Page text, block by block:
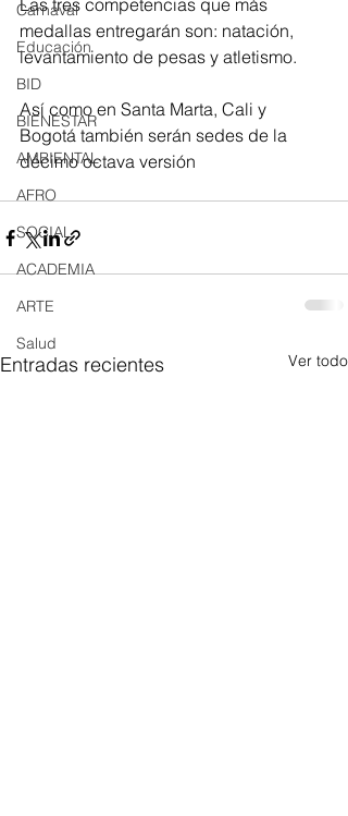
Carnaval
Educación
BID
BIENESTAR
AMBIENTAL
AFRO
SOCIAL
ACADEMIA
ARTE
Salud
Las tres competencias que más
medallas entregarán son: natación,
levantamiento de pesas y atletismo.
Así como en Santa Marta, Cali y
Bogotá también serán sedes de la
décimo octava versión
Entradas recientes Ver todo